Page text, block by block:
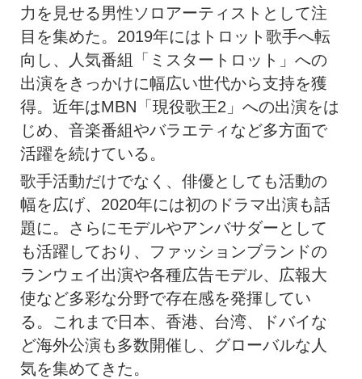
力を見せる男性ソロアーティストとして注
目を集めた。2019年にはトロット歌手へ転
向し、人気番組「 ミスタートロット」 への
出演をきっかけに幅広い世代から支持を獲
得。近年はMBN「 現役歌王2」への出演をは
じめ、 音楽番組やバラエティなど多方面で
活躍を続けている。
歌手活動だけでなく、俳優としても活動の
幅を広げ、 2020年には初のドラマ出演も話
題に。 さらにモデルやアンバサダーとして
も活躍しており、 ファッションブランドの
ランウェイ出演や各種広告モデル、 広報大
使など多彩な分野で存在感を発揮してい
る。これまで日本、 香港、台湾、ドバイな
ど海外公演も多数開催し、 グローバルな人
気を集めてきた。